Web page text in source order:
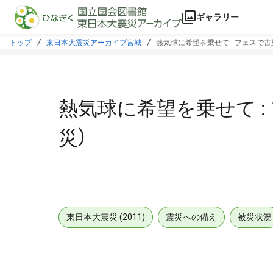
本文に飛ぶ
ギャラリー
トップ 東日本大震災アーカイブ宮城 熱気球に希望を乗せて : フェスで古
熱気球に希望を乗せて :
災）
東日本大震災 (2011) 震災への備え 被災状況